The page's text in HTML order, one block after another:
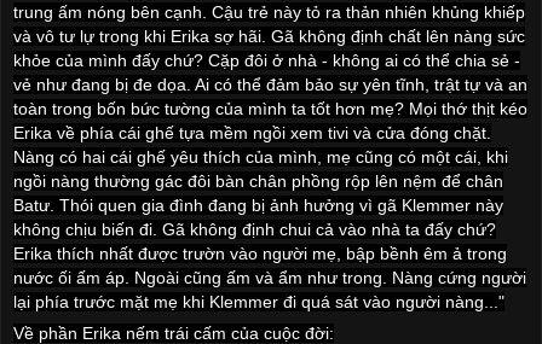
trung ấm nóng bên cạnh. Cậu trẻ này tỏ ra thản nhiên khủng khiếp
và vô tư lự trong khi Erika sợ hãi. Gã không định chất lên nàng sức
khỏe của mình đấy chứ? Cặp đôi ở nhà - không ai có thể chia sẻ -
vẻ như đang bị đe dọa. Ai có thể đảm bảo sự yên tĩnh, trật tự và an
toàn trong bốn bức tường của mình ta tốt hơn mẹ? Mọi thớ thịt kéo
Erika về phía cái ghế tựa mềm ngồi xem tivi và cửa đóng chặt.
Nàng có hai cái ghế yêu thích của mình, mẹ cũng có một cái, khi
ngồi nàng thường gác đôi bàn chân phồng rộp lên nệm để chân
Batư. Thói quen gia đình đang bị ảnh hưởng vì gã Klemmer này
không chịu biến đi. Gã không định chui cả vào nhà ta đấy chứ?
Erika thích nhất được trườn vào người mẹ, bập bềnh êm ả trong
nước ối ấm áp. Ngoài cũng ấm và ẩm như trong. Nàng cứng người
lại phía trước mặt mẹ khi Klemmer đi quá sát vào người nàng..."
Về phần Erika nếm trái cấm của cuộc đời: